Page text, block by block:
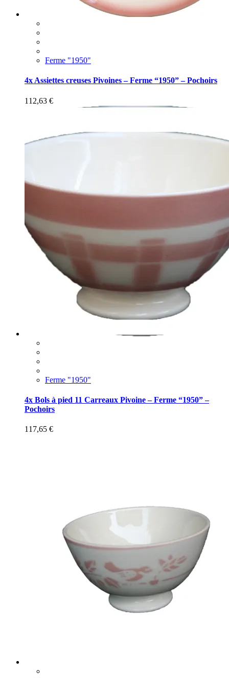
Ferme "1950"
4x Assiettes creuses Pivoines – Ferme “1950” – Pochoirs
112,63 €
Ferme "1950"
4x Bols à pied 11 Carreaux Pivoine – Ferme “1950” –
Pochoirs
117,65 €